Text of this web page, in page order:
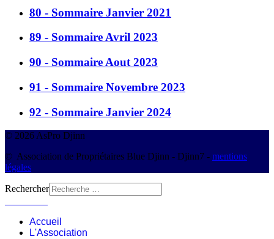
80 - Sommaire Janvier 2021
89 - Sommaire Avril 2023
90 - Sommaire Aout 2023
91 - Sommaire Novembre 2023
92 - Sommaire Janvier 2024
© 2026 AsPro Djinn
© Association de Propriétaires Blue Djinn - Djinn7 - mentions
légales
Rechercher
Accueil
L'Association